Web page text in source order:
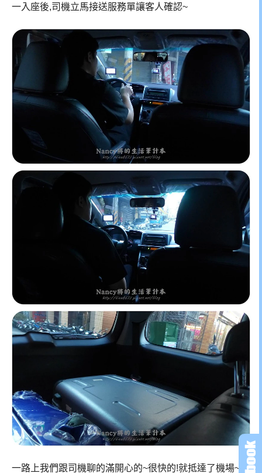
一入座後,司機立馬接送服務單讓客人確認~
一路上我們跟司機聊的滿開心的~很快的!就抵達了機場~我